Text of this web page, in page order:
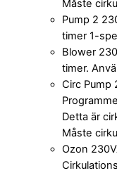
Måste
Pump 2
timer 1-
Blower
timer.
Circ Pump
Detta är
Måste
Ozon